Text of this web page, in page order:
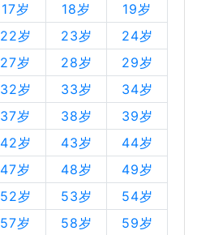
17岁 18岁
19岁
22岁 23岁
24岁
27岁 28岁
29岁
32岁 33岁
34岁
37岁 38岁
39岁
42岁 43岁
44岁
47岁 48岁
49岁
52岁 53岁
54岁
57岁 58岁
59岁